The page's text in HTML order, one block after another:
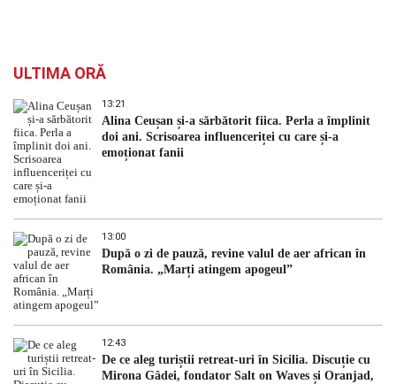
ULTIMA ORĂ
13:21
Alina Ceușan și-a sărbătorit fiica. Perla a împlinit
doi ani. Scrisoarea influenceriței cu care și-a
emoționat fanii
13:00
După o zi de pauză, revine valul de aer african în
România. „Marți atingem apogeul”
12:43
De ce aleg turiștii retreat-uri în Sicilia. Discuție cu
Mirona Gâdei, fondator Salt on Waves și Oranjad,